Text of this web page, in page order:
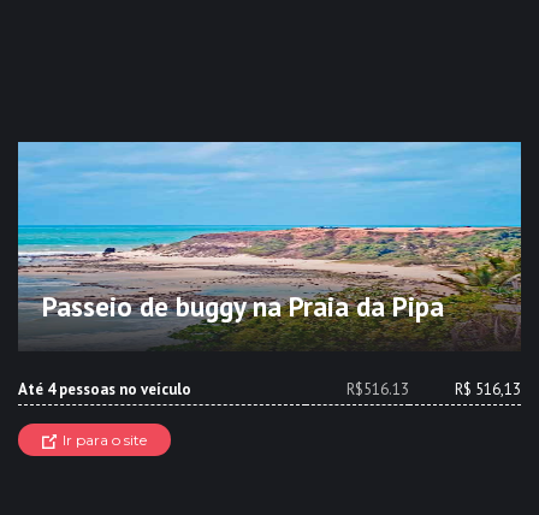
Passeio de buggy na Praia da Pipa
Até 4 pessoas no veículo R$516.13 R$ 516,13
Ir para o site